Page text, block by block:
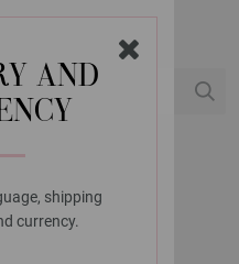
AND
shipping
currency.